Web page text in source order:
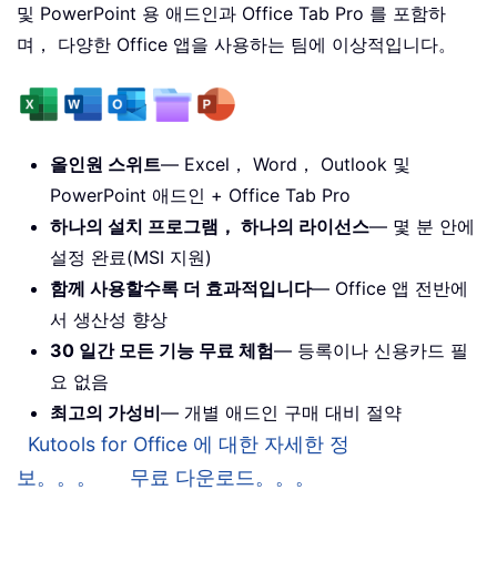
및 PowerPoint 용 애드인과 Office Tab Pro 를 포함하
며， 다양한 Office 앱을 사용하는 팀에 이상적입니다。
올인원 스위트— Excel， Word， Outlook 및
PowerPoint 애드인 + Office Tab Pro
하나의 설치 프로그램， 하나의 라이선스— 몇 분 안에
설정 완료(MSI 지원)
함께 사용할수록 더 효과적입니다— Office 앱 전반에
서 생산성 향상
30 일간 모든 기능 무료 체험— 등록이나 신용카드 필
요 없음
최고의 가성비— 개별 애드인 구매 대비 절약
Kutools for Office 에 대한 자세한 정
보。。。
무료 다운로드。。。